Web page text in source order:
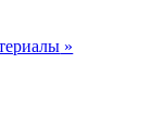
»